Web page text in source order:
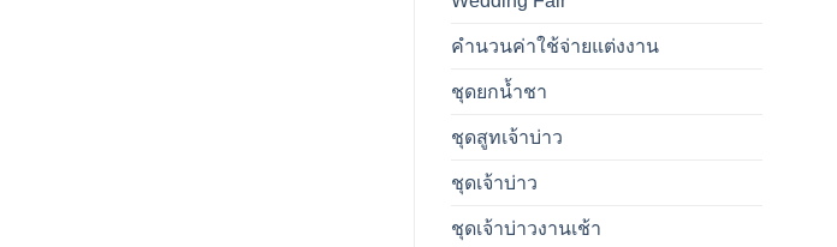
คำนวนค่าใช้จ่ายแต่งงาน
ชุดยกน้ำชา
ชุดสูทเจ้าบ่าว
ชุดเจ้าบ่าว
ชุดเจ้าบ่าวงานเช้า